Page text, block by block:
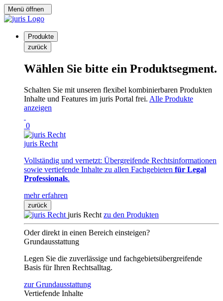
Menü öffnen
Produkte
zurück
Wählen Sie bitte ein Produktsegment.
Schalten Sie mit unseren flexibel kombinierbaren Produkten
Inhalte und Features im juris Portal frei. Alle Produkte
anzeigen
0
juris Recht
Vollständig und vernetzt: Übergreifende Rechtsinformationen
sowie vertiefende Inhalte zu allen Fachgebieten für Legal
Professionals.
mehr erfahren
zurück
juris Recht zu den Produkten
Oder direkt in einen Bereich einsteigen?
Grundausstattung
Legen Sie die zuverlässige und fachgebietsübergreifende
Basis für Ihren Rechtsalltag.
zur Grundausstattung
Vertiefende Inhalte